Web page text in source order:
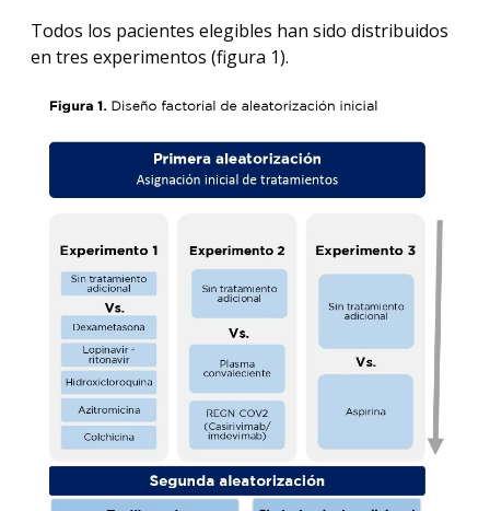
Todos los pacientes elegibles han sido distribuidos
en tres experimentos (figura 1).